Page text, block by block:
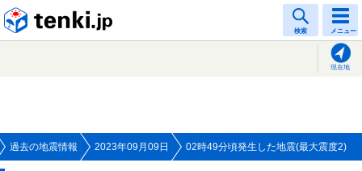
検索 メニュー
現在地
過去の地震情報 2023年09月09日 02時49分頃発生した地震(最大震度2)